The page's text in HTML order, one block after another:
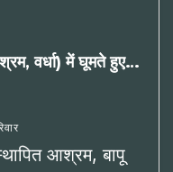
वर्धा) में घूमते हुए…
स्थापित आश्रम, बापू